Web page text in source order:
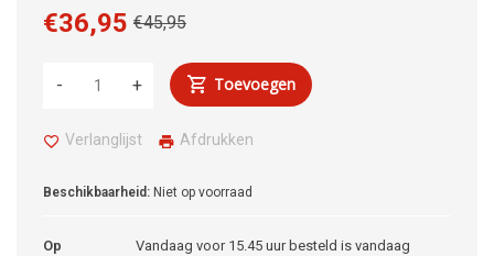
€45,95
€36,95
+
- Toevoegen
Verlanglijst Afdrukken
Beschikbaarheid: Niet op voorraad
Op
Vandaag voor 15.45 uur besteld is vandaag